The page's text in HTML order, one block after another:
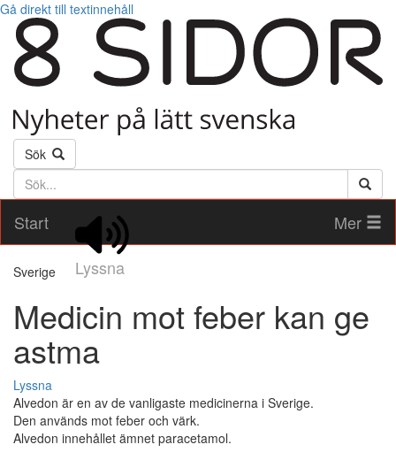
Gå direkt till textinnehåll
Sök
Söktext
Start
Lyssna
Mer
Sverige
Medicin mot feber kan ge
astma
Lyssna
Alvedon är en av de vanligaste medicinerna i Sverige.
Den används mot feber och värk.
Alvedon innehållet ämnet paracetamol.